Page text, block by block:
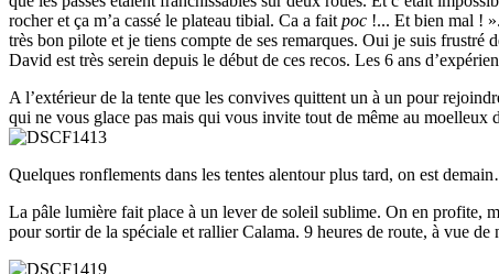
rocher et ça m’a cassé le plateau tibial. Ca a fait poc !... Et bien mal !
très bon pilote et je tiens compte de ses remarques. Oui je suis frustré
David est très serein depuis le début de ces recos. Les 6 ans
A l’extérieur de la tente que les convives quittent un à un pour
qui ne vous glace pas mais qui vous invite tout de même au
Quelques ronflements dans les tentes alentour plus tard, on est
La pâle lumière fait place à un lever de soleil sublime. On en profite,
pour sortir de la spéciale et rallier Calama. 9 heures de route, à vue